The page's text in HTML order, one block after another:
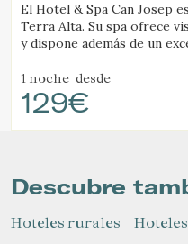
El Hotel & Spa Can Josep
Terra Alta. Su spa ofrece
y dispone además de un
1 noche desde
129€
Descubre
Hoteles rurales